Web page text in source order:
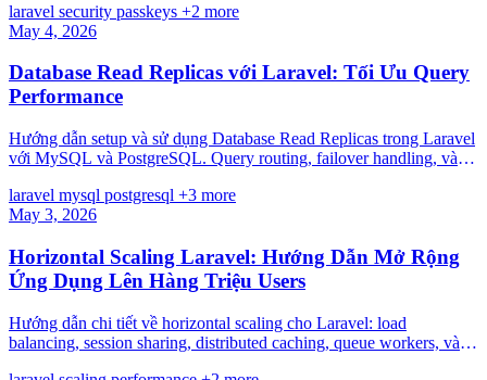
laravel security passkeys +2 more
May 4, 2026
Database Read Replicas với Laravel: Tối Ưu Query
Performance
Hướng dẫn setup và sử dụng Database Read Replicas trong Laravel
với MySQL và PostgreSQL. Query routing, failover handling, và
laravel mysql postgresql +3 more
May 3, 2026
Horizontal Scaling Laravel: Hướng Dẫn Mở Rộng
Ứng Dụng Lên Hàng Triệu Users
Hướng dẫn chi tiết về horizontal scaling cho Laravel: load
balancing, session sharing, distributed caching, queue workers, và